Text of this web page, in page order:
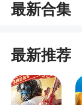
4、界面
5、精美
6、抠底
最新合集
最新推荐